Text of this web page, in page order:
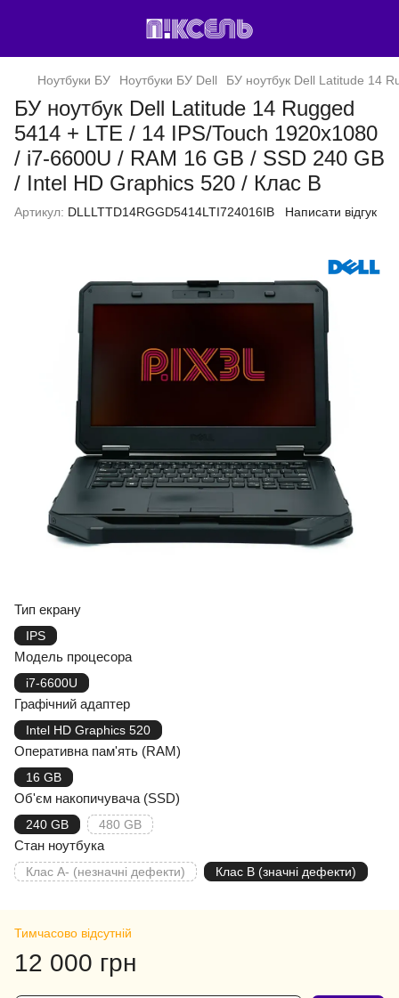
Ноутбуки БУ Ноутбуки БУ Dell БУ ноутбук Dell Latitude 14
БУ ноутбук Dell Latitude 14 Rugged
5414 + LTE / 14 IPS/Touch 1920x1080
/ i7-6600U / RAM 16 GB / SSD 240 GB
/ Intel HD Graphics 520 / Клас B
Артикул: DLLLTTD14RGGD5414LTI724016IB Написати відгук
Тип екрану
IPS
Модель процесора
i7-6600U
Графічний адаптер
Intel HD Graphics 520
Оперативна пам'ять (RAM)
16 GB
Об'єм накопичувача (SSD)
240 GB 480 GB
Стан ноутбука
Клас A- (незначні дефекти) Клас B (значні дефекти)
Тимчасово відсутній
12 000 грн